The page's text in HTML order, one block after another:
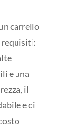
carrello
requisiti:
e una
il
e di